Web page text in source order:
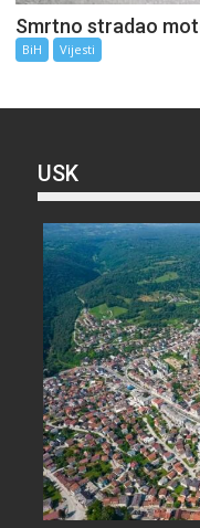
Smrtno stradao
BiH Vijesti
USK